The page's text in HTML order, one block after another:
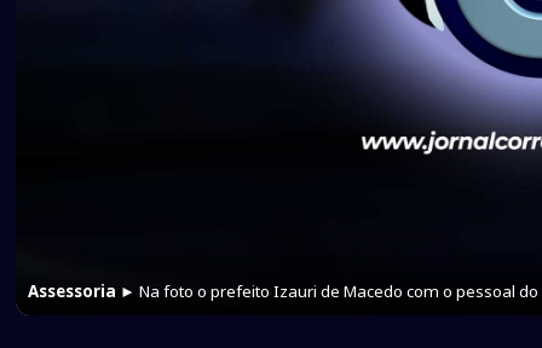
Assessoria ► Na foto o prefeito Izauri de Macedo com o pessoal